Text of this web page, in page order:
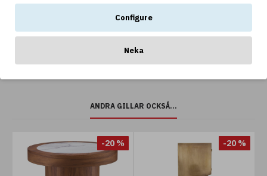
Configure
Neka
ANDRA GILLAR OCKSÅ...
-20 % -20 %